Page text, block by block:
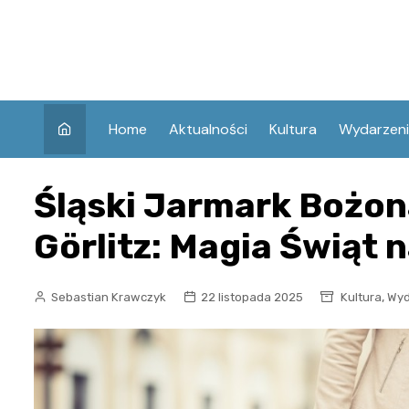
Home Aktualności Kultura
Śląski Jarmark
Görlitz: Magia Świąt
Sebastian Krawczyk 22 listopada 2025 Kultura,